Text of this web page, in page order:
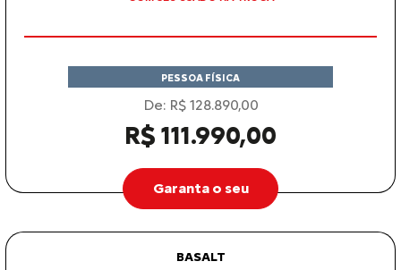
PESSOA FÍSICA
De: R$ 128.890,00
R$ 111.990,00
Garanta o seu
BASALT